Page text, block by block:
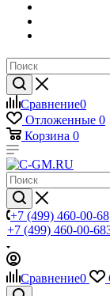
Сравнение0
Отложенные 0
Корзина 0
+7 (499) 460-00-68
+7 (499) 460-00-68
Сравнение0